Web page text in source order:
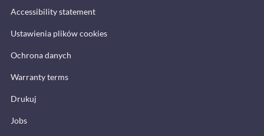
Accessibility statement
Ustawienia plików cookies
Ochrona danych
Warranty terms
Drukuj
Jobs